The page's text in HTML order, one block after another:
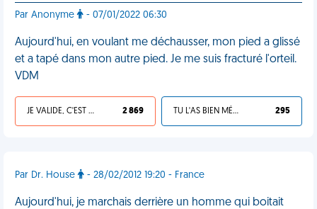
Par Anonyme - 07/01/2022 06:30
Aujourd'hui, en voulant me déchausser, mon pied a glissé
et a tapé dans mon autre pied. Je me suis fracturé l'orteil.
VDM
JE VALIDE, C'EST UNE VDM 2 869 TU L'AS BIEN MÉRITÉ 295
Par Dr. House - 28/02/2012 19:20 - France
Aujourd'hui, je marchais derrière un homme qui boitait